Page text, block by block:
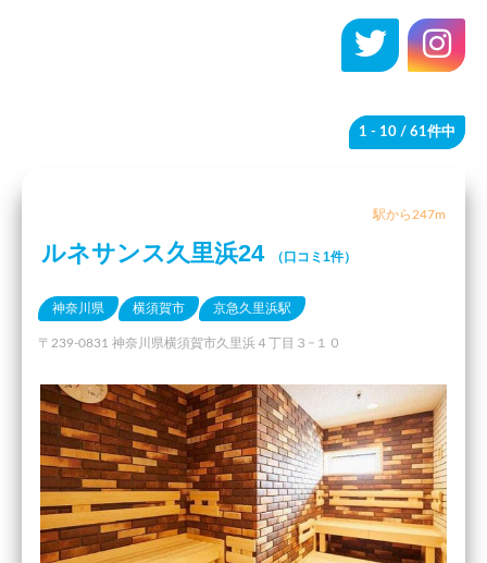
1 - 10 / 61件中
駅から247m
ルネサンス久里浜24 （口コミ1件）
神奈川県 横須賀市 京急久里浜駅
〒239-0831 神奈川県横須賀市久里浜４丁目３−１０